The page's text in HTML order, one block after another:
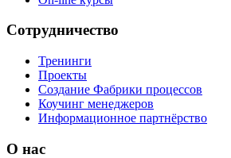
Сотрудничество
Тренинги
Проекты
Создание Фабрики процессов
Коучинг менеджеров
Информационное партнёрство
О нас